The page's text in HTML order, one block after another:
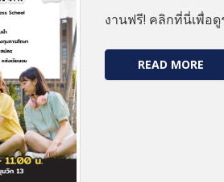
งานฟรี! คลิกที่นี่เพื่อดู
READ MORE